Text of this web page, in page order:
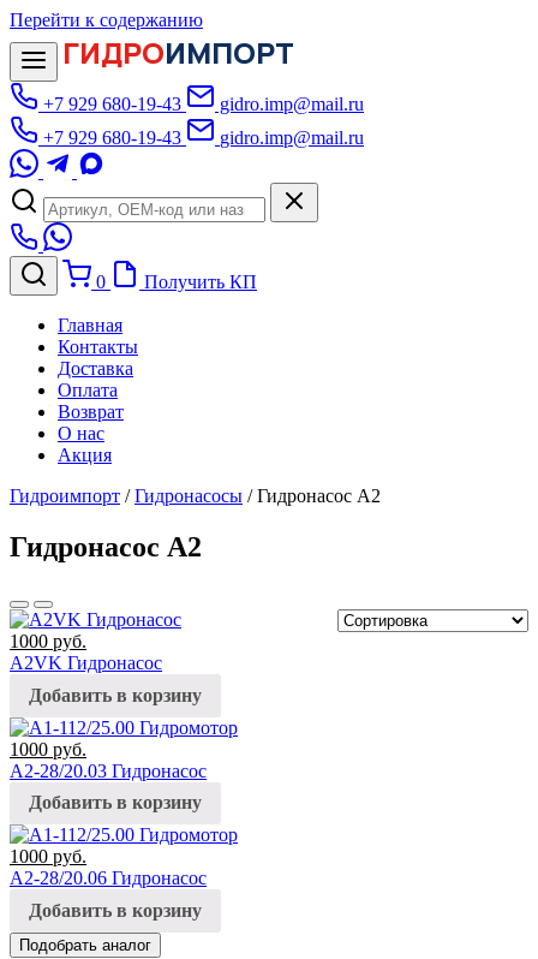
Перейти к содержанию
ГИДРОИМПОРТ
+7 929 680-19-43
gidro.imp@mail.ru
+7 929 680-19-43
gidro.imp@mail.ru
0 Получить КП
Главная
Контакты
Доставка
Оплата
Возврат
О нас
Акция
Гидроимпорт /Гидронасосы /Гидронасос А2
Гидронасос А2
1000 руб.
A2VK Гидронасос
Добавить в корзину
1000 руб.
А2-28/20.03 Гидронасос
Добавить в корзину
1000 руб.
А2-28/20.06 Гидронасос
Добавить в корзину
Подобрать аналог